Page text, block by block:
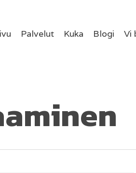
Palvelut Kuka Blogi Vi